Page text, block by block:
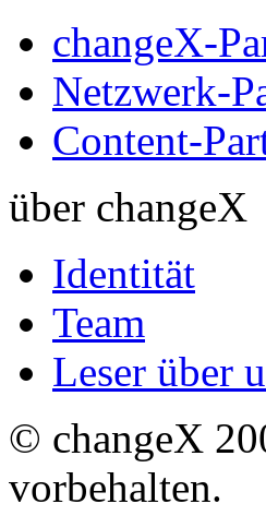
changeX-
Netzwerk-
Content-
über changeX
Identität
Team
Leser über
© changeX
vorbehalten.